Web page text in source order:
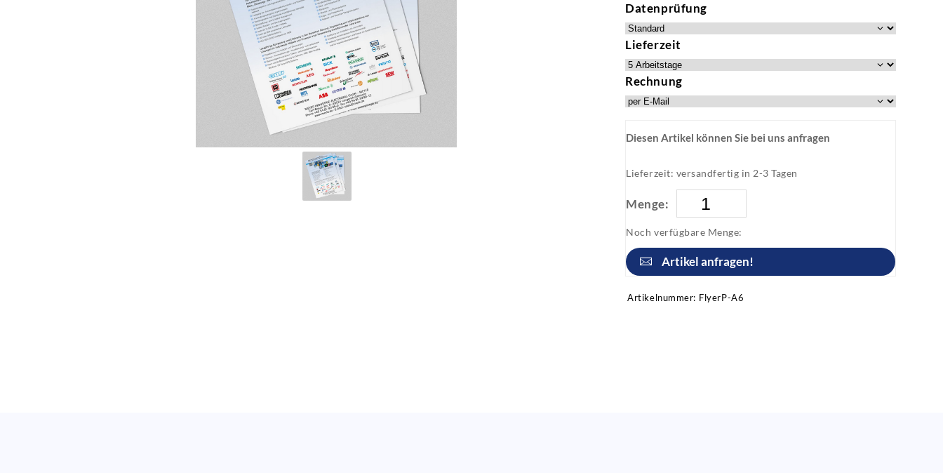
Datenprüfung
Lieferzeit
Rechnung
Diesen Artikel können Sie bei uns anfragen
Lieferzeit: versandfertig in 2-3 Tagen
Menge:
Noch verfügbare Menge:
Artikel anfragen!
Artikelnummer: FlyerP-A6